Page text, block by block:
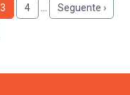
Pagina
3 Pagina
4
Pagina
successiva
Seguente ›